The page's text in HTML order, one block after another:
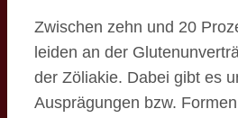
Zwischen zehn und 20
leiden an der
der Zöliakie. Dabei gibt es
Ausprägungen bzw.